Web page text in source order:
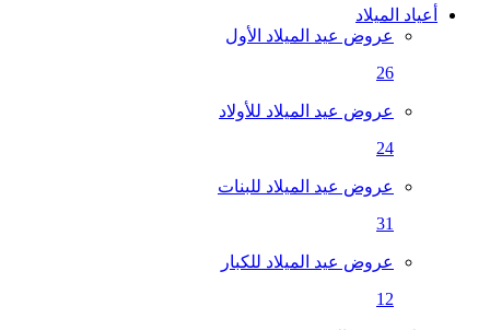
أعياد الميلاد
عروض عيد الميلاد الأول
26
عروض عيد الميلاد للأولاد
24
عروض عيد الميلاد للبنات
31
عروض عيد الميلاد للكبار
12